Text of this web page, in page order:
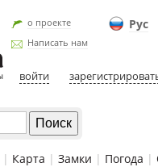
Рус
о проекте
Написать нам
войти
| Карта | Замки | Погода |